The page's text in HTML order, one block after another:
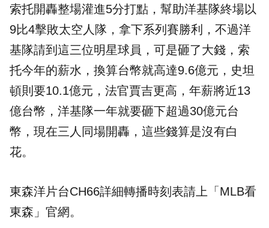
索托開轟整場灌進5分打點，幫助洋基隊終場以
9比4擊敗太空人隊，拿下系列賽勝利，不過洋
基隊請到這三位明星球員，可是砸了大錢，索
托今年的薪水，換算台幣就高達9.6億元，史坦
頓則要10.1億元，法官賈吉更高，年薪將近13
億台幣，洋基隊一年就要砸下超過30億元台
幣，現在三人同場開轟，這些錢算是沒有白
花。
東森洋片台CH66詳細轉播時刻表請上「 MLB看
東森 」官網。